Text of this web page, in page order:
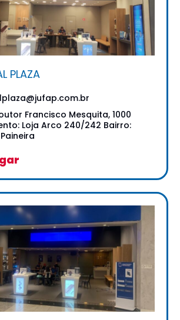
PLAZA
Francisco Mesquita, 1000
Loja Arco 240/242 Bairro: